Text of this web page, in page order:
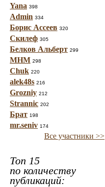
Yana 398
Admin 334
Борис Ассеев 320
Скилеф 305
Белков Альберт 299
МНМ 298
Chuk 220
alek48s 216
Grozniy 212
Strannic 202
Брат 198
mr.seniv 174
Все участники >>
Топ 15
по количеству
публикаций: